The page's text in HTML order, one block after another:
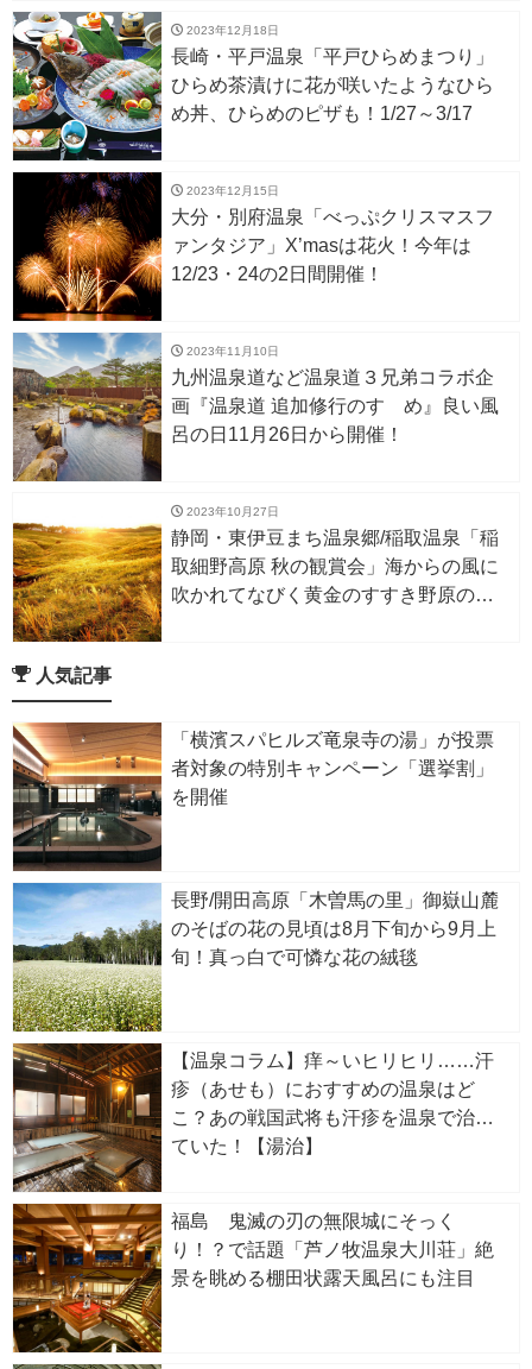
2023年12月18日
長崎・平戸温泉「平戸ひらめまつり」
ひらめ茶漬けに花が咲いたようなひら
め丼、ひらめのピザも！1/27～3/17
2023年12月15日
大分・別府温泉「べっぷクリスマスフ
ァンタジア」X’masは花火！今年は
12/23・24の2日間開催！
2023年11月10日
九州温泉道など温泉道３兄弟コラボ企
画『温泉道 追加修行のすゝめ』良い風
呂の日11月26日から開催！
2023年10月27日
静岡・東伊豆まち温泉郷/稲取温泉「稲
取細野高原 秋の観賞会」海からの風に
吹かれてなびく黄金のすすき野原の絶
人気記事
「横濱スパヒルズ竜泉寺の湯」が投票
者対象の特別キャンペーン「選挙割」
を開催
長野/開田高原「木曽馬の里」御嶽山麓
のそばの花の見頃は8月下旬から9月上
旬！真っ白で可憐な花の絨毯
【温泉コラム】痒～いヒリヒリ……汗
疹（あせも）におすすめの温泉はど
こ？あの戦国武将も汗疹を温泉で治し
ていた！【湯治】
福島 鬼滅の刃の無限城にそっく
り！？で話題「芦ノ牧温泉大川荘」絶
景を眺める棚田状露天風呂にも注目